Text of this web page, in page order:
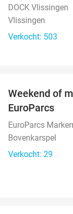
DOCK Vlissingen
Vlissingen
Verkocht: 503
Weekend of
EuroParcs
EuroParcs
Bovenkarspel
Verkocht: 29